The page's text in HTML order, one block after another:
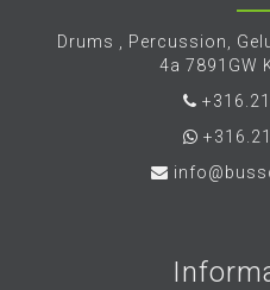
Drums , Percussion,
4a 7891GW